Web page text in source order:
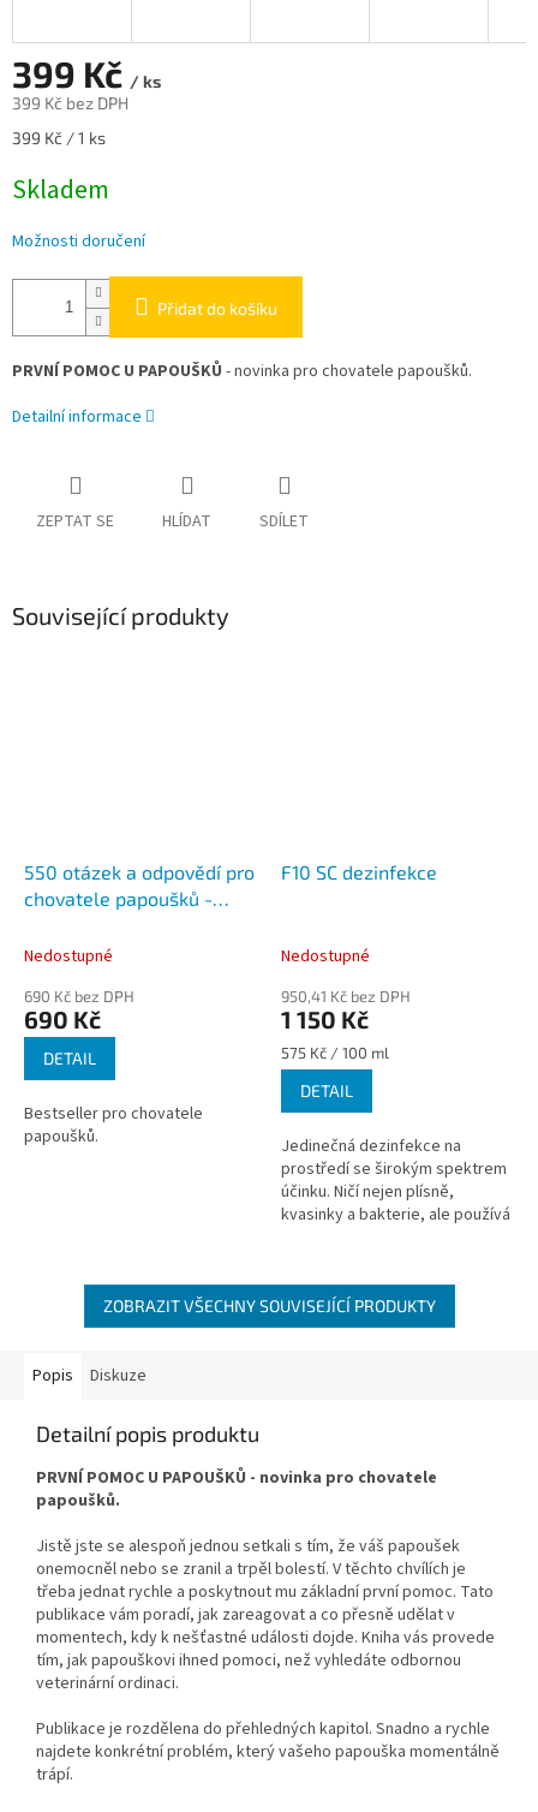
399 Kč / ks
399 Kč bez DPH
Měrná
399 Kč / 1 ks
Skladem
Možnosti doručení
Přidat do košíku
PRVNÍ POMOC U PAPOUŠKŮ - novinka pro chovatele papoušků.
Detailní informace
ZEPTAT SE HLÍDAT SDÍLET
Související produkty
550 otázek a odpovědí pro
chovatele papoušků -
Antonín Vaidl
Nedostupné
690 Kč bez DPH
690 Kč
DETAIL
Bestseller pro chovatele
papoušků.
F10 SC dezinfekce
Nedostupné
950,41 Kč bez DPH
1 150 Kč
Měrná
cena:
575 Kč / 100 ml
DETAIL
Jedinečná dezinfekce na
prostředí se širokým spektrem
účinku. Ničí nejen plísně,
kvasinky a bakterie, ale používá
ZOBRAZIT VŠECHNY SOUVISEJÍCÍ PRODUKTY
Popis Diskuze
Detailní popis produktu
PRVNÍ POMOC U PAPOUŠKŮ - novinka pro chovatele
papoušků.
Jistě jste se alespoň jednou setkali s tím, že váš papoušek
onemocněl nebo se zranil a trpěl bolestí. V těchto chvílích je
třeba jednat rychle a poskytnout mu základní první pomoc. Tato
publikace vám poradí, jak zareagovat a co přesně udělat v
momentech, kdy k nešťastné události dojde. Kniha vás provede
tím, jak papouškovi ihned pomoci, než vyhledáte odbornou
veterinární ordinaci.
Publikace je rozdělena do přehledných kapitol. Snadno a rychle
najdete konkrétní problém, který vašeho papouška momentálně
trápí.